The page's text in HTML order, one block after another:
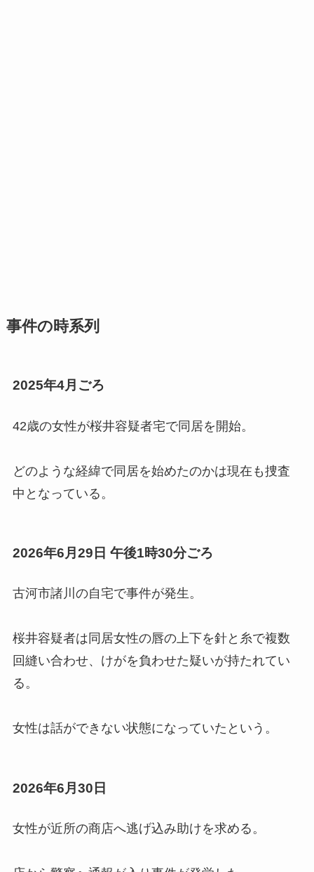
事件の時系列
2025年4月ごろ
42歳の女性が桜井容疑者宅で同居を開始。
どのような経緯で同居を始めたのかは現在も捜査
中となっている。
2026年6月29日 午後1時30分ごろ
古河市諸川の自宅で事件が発生。
桜井容疑者は同居女性の唇の上下を針と糸で複数
回縫い合わせ、けがを負わせた疑いが持たれてい
る。
女性は話ができない状態になっていたという。
2026年6月30日
女性が近所の商店へ逃げ込み助けを求める。